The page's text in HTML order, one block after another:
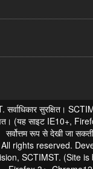
सुरक्षित।
(यह साइट IE10+,
सर्वोत्तम रूप से देखी जा
rights reserved.
SCTIMST. (Site